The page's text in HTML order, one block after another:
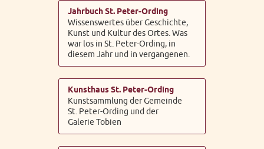
Jahrbuch St. Peter-Ording
Wissenswertes über Geschichte,
Kunst und Kultur des Ortes. Was
war los in St. Peter-Ording, in
diesem Jahr und in vergangenen.
Kunsthaus St. Peter-Ording
Kunstsammlung der Gemeinde
St. Peter-Ording und der
Galerie Tobien